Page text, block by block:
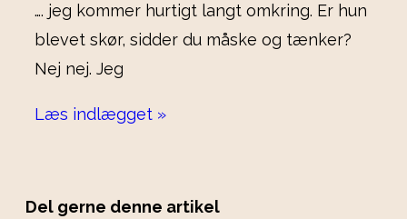
…. jeg kommer hurtigt langt omkring. Er hun
blevet skør, sidder du måske og tænker?
Nej nej. Jeg
Læs indlægget »
Del gerne denne artikel